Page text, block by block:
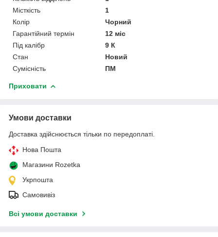
Місткість
1
Колір
Чорний
Гарантійний термін
12 міс
Під калібр
9 К
Стан
Новий
Сумісність
ПМ
Приховати
Умови доставки
Доставка здійснюється тільки по передоплаті.
Нова Пошта
Магазини Rozetka
Укрпошта
Самовивіз
Всі умови доставки